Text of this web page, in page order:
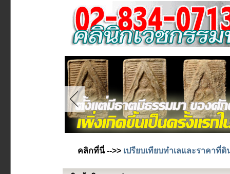
คลิกที่นี่ -->> เปรียบเทียบทำเลและราคาที่